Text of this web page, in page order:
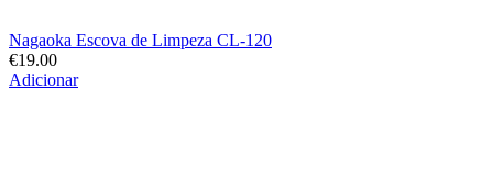
Nagaoka Escova de Limpeza CL-120
€19.00
Adicionar